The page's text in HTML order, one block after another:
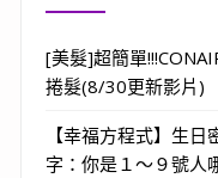
[美髮]超簡單
捲髮(8/30更新影片)
【幸福方程式】生
字：你是１～９號人